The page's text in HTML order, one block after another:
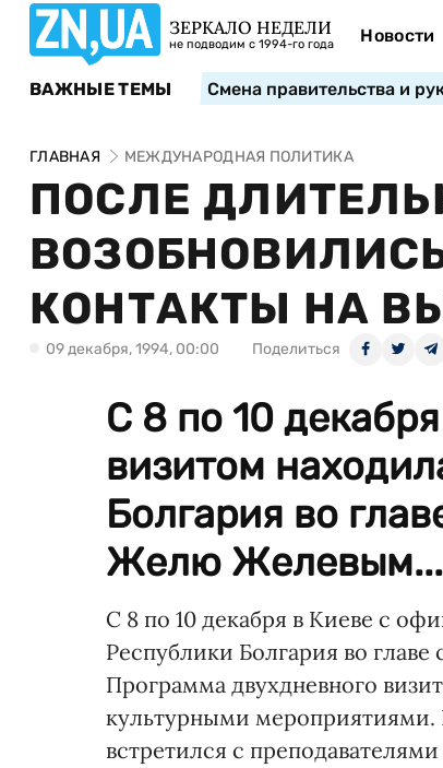
ЗЕРКАЛО НЕДЕЛИ
не подводим с 1994-го года Новости
ВАЖНЫЕ ТЕМЫ Смена правительства и
ГЛАВНАЯ МЕЖДУНАРОДНАЯ ПОЛИТИКА
ПОСЛЕ
КОНТАКТЫ НА
09 декабря, 1994, 00:00 Поделиться
С 8 по 10
визитом
Болгария во
Желю Желевым...
С 8 по 10 декабря в Киеве с
Республики Болгария во
Программа двухдневного
культурными
встретился с